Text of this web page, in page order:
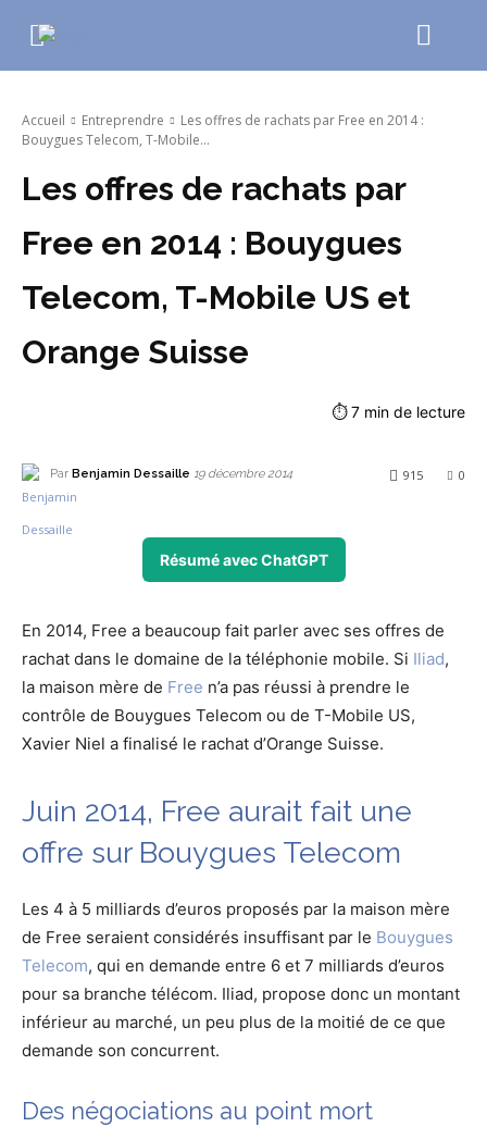
Accueil Entreprendre
Les offres de rachats par Free en 2014 :
Bouygues Telecom, T-Mobile...
Les offres de rachats par
Free en 2014 : Bouygues
Telecom, T-Mobile US et
Orange Suisse
⏱7 min de lecture
Par Benjamin Dessaille 19 décembre 2014 0
915
Résumé avec ChatGPT
En 2014, Free a beaucoup fait parler avec ses offres de
rachat dans le domaine de la téléphonie mobile. Si Iliad,
la maison mère de Free n’a pas réussi à prendre le
contrôle de Bouygues Telecom ou de T-Mobile US,
Xavier Niel a finalisé le rachat d’Orange Suisse.
Juin 2014, Free aurait fait une
offre sur Bouygues Telecom
Les 4 à 5 milliards d’euros proposés par la maison mère
de Free seraient considérés insuffisant par le Bouygues
Telecom, qui en demande entre 6 et 7 milliards d’euros
pour sa branche télécom. Iliad, propose donc un montant
inférieur au marché, un peu plus de la moitié de ce que
demande son concurrent.
Des négociations au point mort